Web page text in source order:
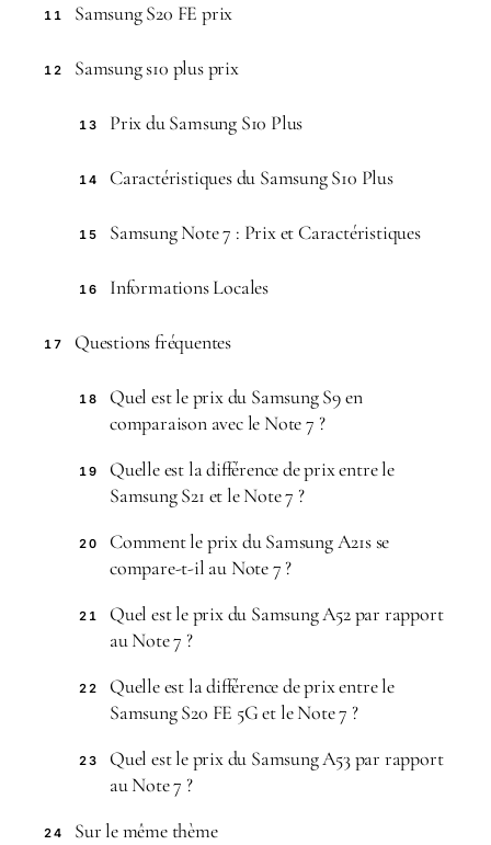
11 Samsung S20 FE prix
12 Samsung s10 plus prix
13 Prix du Samsung S10 Plus
14 Caractéristiques du Samsung S10 Plus
15 Samsung Note 7 : Prix et Caractéristiques
16 Informations Locales
17 Questions fréquentes
18
Quel est le prix du Samsung S9 en
comparaison avec le Note 7 ?
19
Quelle est la différence de prix entre le
Samsung S21 et le Note 7 ?
20
Comment le prix du Samsung A21s se
compare-t-il au Note 7 ?
21
Quel est le prix du Samsung A52 par rapport
au Note 7 ?
22
Quelle est la différence de prix entre le
Samsung S20 FE 5G et le Note 7 ?
23
Quel est le prix du Samsung A53 par rapport
au Note 7 ?
24 Sur le même thème